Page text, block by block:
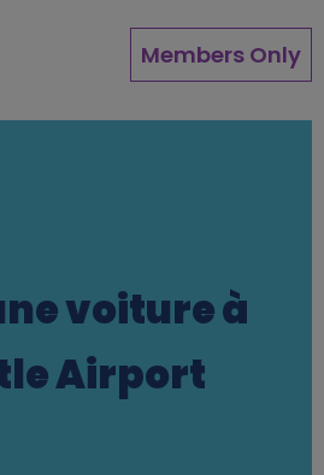
Members Only
voiture à
Airport